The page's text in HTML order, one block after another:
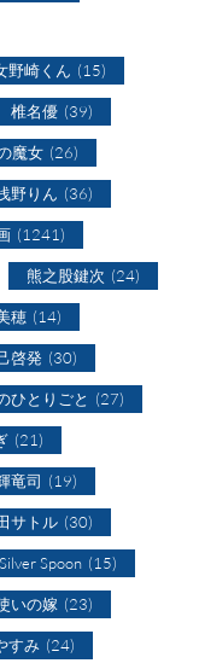
野崎くん (15)
椎名優 (39)
魔女 (26)
野りん (36)
(1241)
熊之股鍵次 (24)
穂 (14)
啓発 (30)
ひとりごと (27)
(21)
竜司 (19)
サトル (30)
Spoon (15)
いの嫁 (23)
すみ (24)